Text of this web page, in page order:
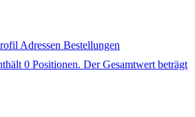
Adressen Bestellungen
0 Positionen. Der Gesamtwert beträgt